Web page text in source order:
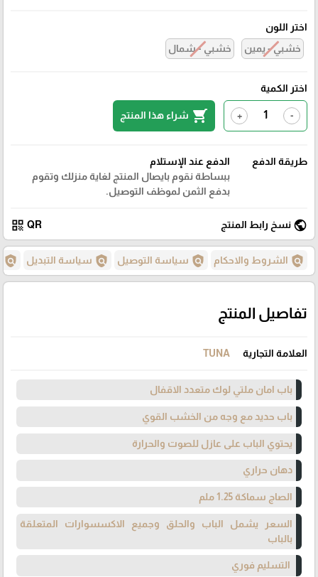
اختر اللون
خشبي - يمين
خشبي - شمال
اختر الكمية
-
+
shopping_cart شراء هذا المنتج
طريقة الدفع
الدفع عند الإستلام
ببساطة نقوم بايصال المنتج لغاية منزلك وتقوم
بدفع الثمن لموظف التوصيل.
public نسخ رابط المنتج QR
qr_code
policy الشروط والاحكام policy سياسة التوصيل policy سياسة التبديل policy
تفاصيل المنتج
العلامة التجارية TUNA
باب امان ملتي لوك متعدد الاقفال
باب حديد مع وجه من الخشب القوي
يحتوي الباب على عازل للصوت والحرارة
دهان حراري
الصاج سماكة 1.25 ملم
السعر يشمل الباب والحلق وجميع الاكسسوارات المتعلقة
بالباب
التسليم فوري